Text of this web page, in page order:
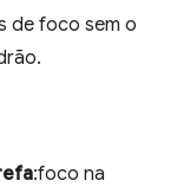
de foco sem o
:foco na